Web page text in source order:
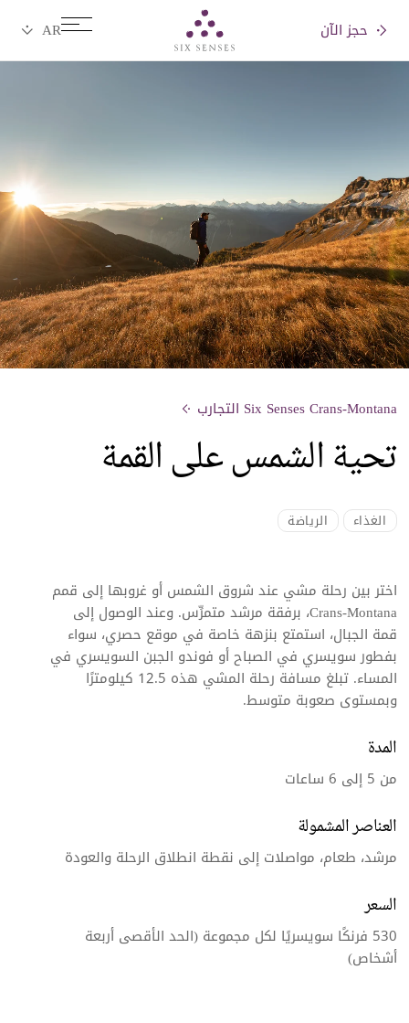
حجز الآن
Six Senses Crans-Montana التجارب
تحية الشمس على القمة
الغذاء الرياضة
اختر بين رحلة مشي عند شروق الشمس أو غروبها إلى قمم
Crans-Montana، برفقة مرشد متمرِّس. وعند الوصول إلى
قمة الجبال، استمتع بنزهة خاصة في موقع حصري، سواء
بفطور سويسري في الصباح أو فوندو الجبن السويسري في
المساء. تبلغ مسافة رحلة المشي هذه 12.5 كيلومترًا
وبمستوى صعوبة متوسط.
المدة
من 5 إلى 6 ساعات
العناصر المشمولة
مرشد، طعام، مواصلات إلى نقطة انطلاق الرحلة والعودة
السعر
530 فرنكًا سويسريًا لكل مجموعة (الحد الأقصى أربعة
أشخاص)